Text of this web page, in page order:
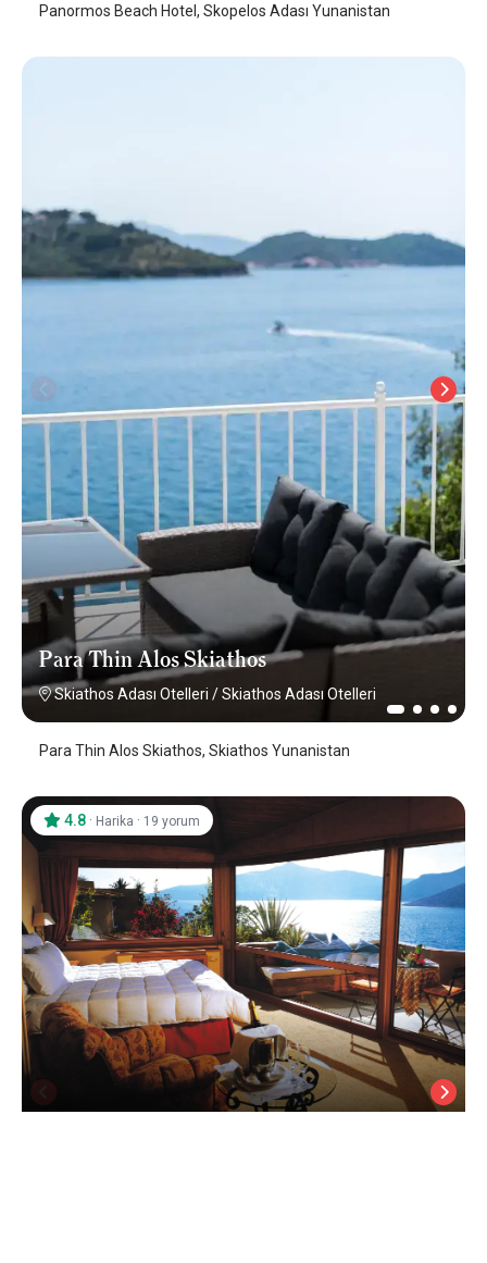
Panormos Beach Hotel, Skopelos Adası Yunanistan
Para Thin Alos Skiathos
Skiathos Adası Otelleri /Skiathos Adası Otelleri
Para Thin Alos Skiathos, Skiathos Yunanistan
4.8 · Harika · 19 yorum